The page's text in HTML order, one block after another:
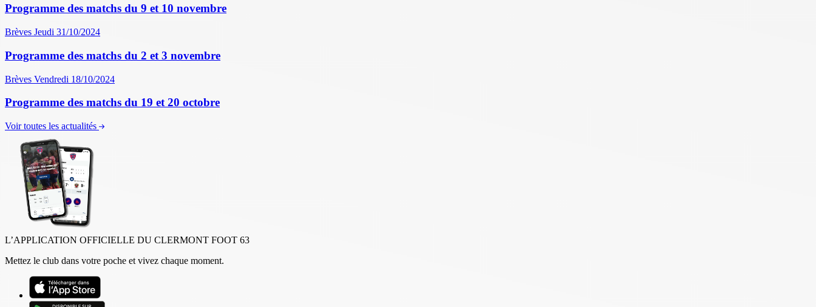
Programme des matchs du 9 et 10 novembre
Brèves Jeudi 31/10/2024
Programme des matchs du 2 et 3 novembre
Brèves Vendredi 18/10/2024
Programme des matchs du 19 et 20 octobre
Voir toutes les actualités
L’APPLICATION OFFICIELLE DU CLERMONT FOOT 63
Mettez le club dans votre poche et vivez chaque moment.